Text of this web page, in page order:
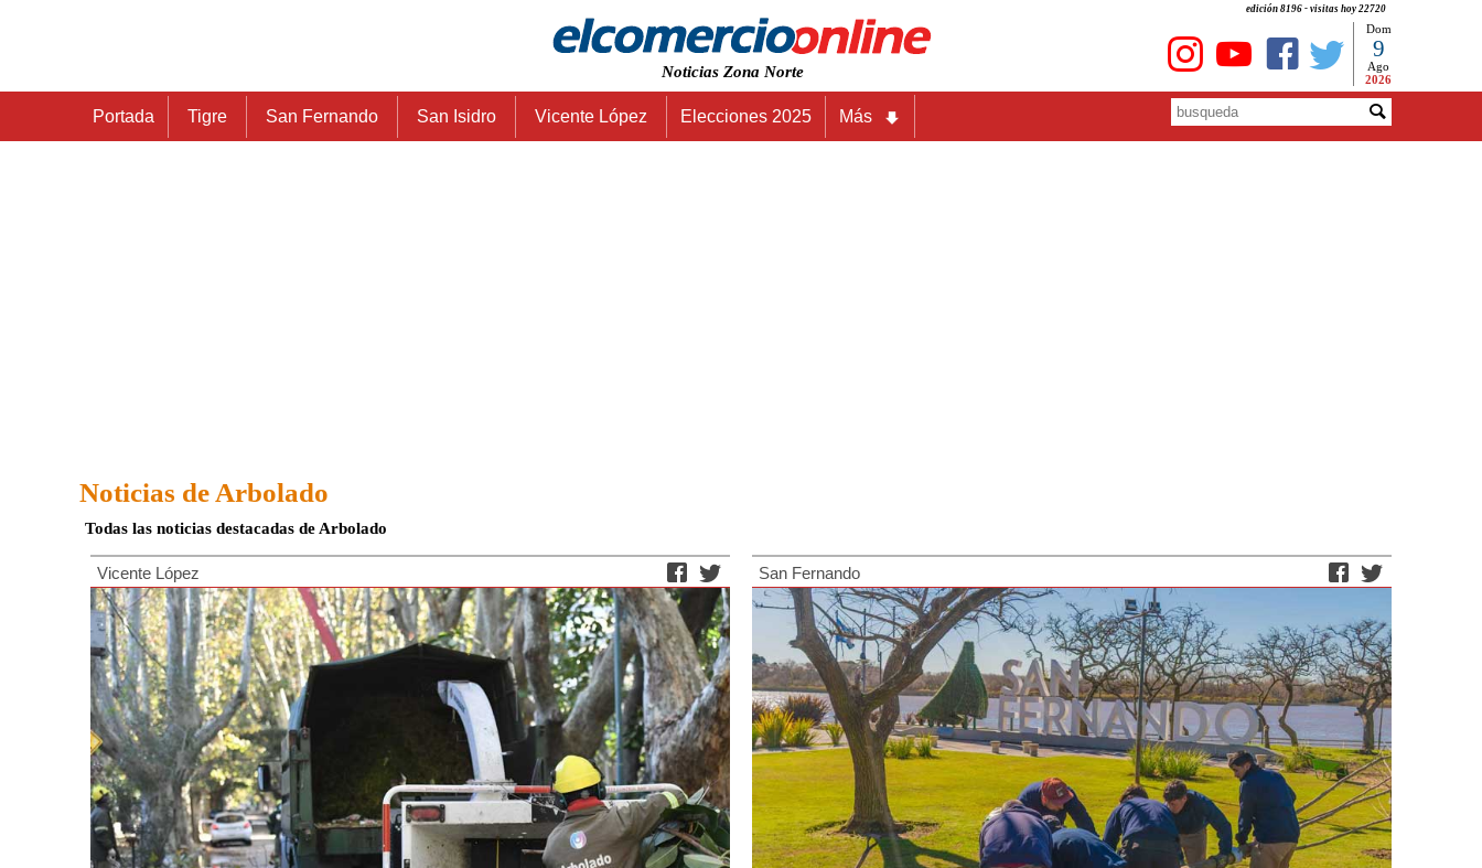
edición 8196 - visitas hoy 22720
Noticias Zona Norte
Dom
9
Ago
2026
Portada Tigre San Fernando San Isidro Vicente López Elecciones 2025 Más
Noticias de Arbolado
Todas las noticias destacadas de Arbolado
Vicente López San Fernando